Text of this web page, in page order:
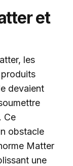
et
les
devaient
Ce
obstacle
Matter
une